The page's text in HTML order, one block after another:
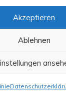
Akzeptieren
Ablehnen
zu leben)
Roussel,
in der tiefen
mag vielleicht
die